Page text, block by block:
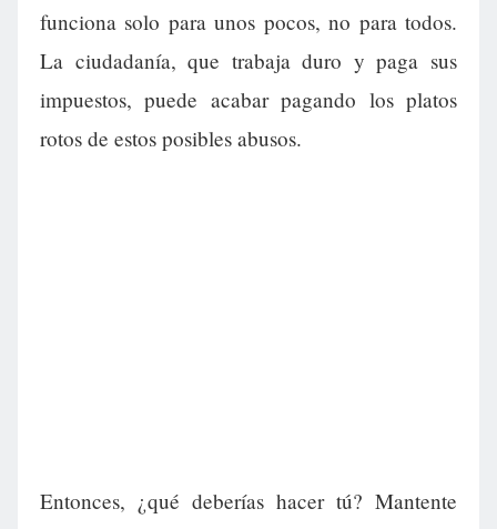
funciona solo para unos pocos, no para todos.
La ciudadanía, que trabaja duro y paga sus
impuestos, puede acabar pagando los platos
rotos de estos posibles abusos.
Entonces, ¿qué deberías hacer tú? Mantente